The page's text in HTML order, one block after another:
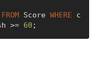
FROM Score WHERE c
>= 60